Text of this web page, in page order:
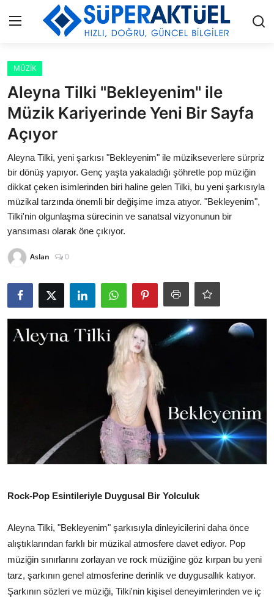
İLETİŞİM
HAKKIMIZDA
KÜNYE
MODA
İŞ BİRLİĞİ
MÜZİK
TEKNOLOJİ
TATİL
MÜZİK
Aleyna Tilki "Bekleyenim" ile
Müzik Kariyerinde Yeni Bir Sayfa
Açıyor
Aleyna Tilki, yeni şarkısı "Bekleyenim" ile müzikseverlere sürpriz
bir dönüş yapıyor. Genç yaşta yakaladığı şöhretle pop müziğin
dikkat çeken isimlerinden biri haline gelen Tilki, bu yeni şarkısıyla
müzikal tarzında önemli bir değişime imza atıyor. "Bekleyenim",
Tilki'nin olgunlaşma sürecinin ve sanatsal vizyonunun bir
yansıması olarak öne çıkıyor.
Aslan 0
Rock-Pop Esintileriyle Duygusal Bir Yolculuk
Aleyna Tilki, "Bekleyenim" şarkısıyla dinleyicilerini daha önce
alıştıklarından farklı bir müzikal atmosfere davet ediyor. Pop
müziğin sınırlarını zorlayan ve rock müziğine göz kırpan bu yeni
tarz, şarkının genel atmosferine derinlik ve duygusallık katıyor.
Şarkının sözleri ve müziği, Tilki'nin kişisel deneyimlerinden ve iç